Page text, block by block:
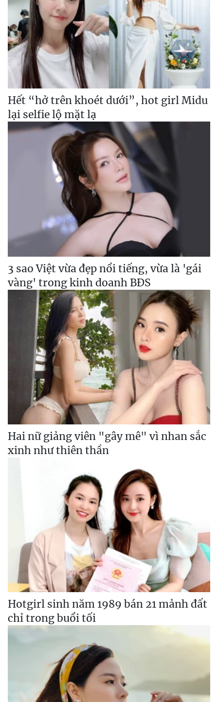
Hết “hở trên khoét dưới”, hot girl Midu
lại selfie lộ mặt lạ
3 sao Việt vừa đẹp nổi tiếng, vừa là 'gái
vàng' trong kinh doanh BĐS
Hai nữ giảng viên "gây mê" vì nhan sắc
xinh như thiên thần
Hotgirl sinh năm 1989 bán 21 mảnh đất
chỉ trong buổi tối